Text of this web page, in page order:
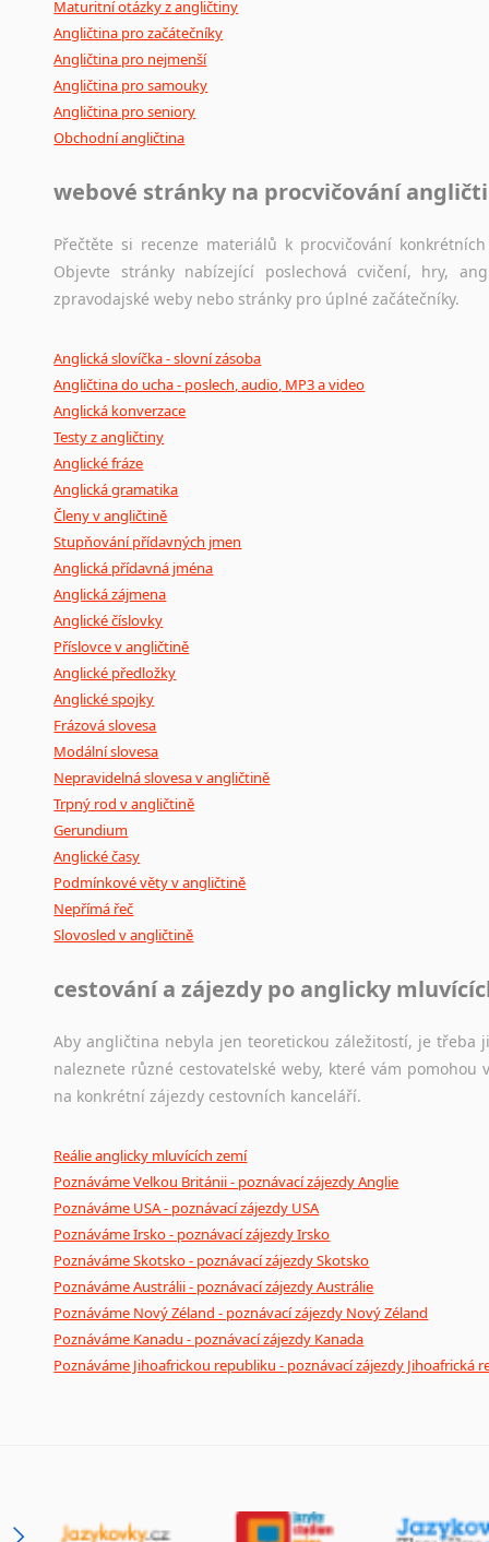
Japonština
Jidiš
Kašmírština
Katalánština
Kazaština
Kmérština
Korejština
Korsičtina
Kumykština
Kyrgyzština
Laoština
Laponština
Latina
Lezginština
Lingala
Litevština
Lotyšština
Luba
Makedonština
Malajština
Malgaština
Malinština
Maltština
Maorština
Megrelština
Mongolština
Nepálština
Nilosaharské jazyky
Nizozemština
Novořečtina
Páli
Pandžábština
Paštunština
Portugalština
Retorománština
Romština
Rumunština
Sanskrt
Sinhalština
Slovinština
Somálština
Tádžičtina
Maturitní otázky z angličtiny
Angličtina pro začátečníky
Angličtina pro nejmenší
Angličtina pro samouky
Angličtina pro seniory
Obchodní angličtina
webové stránky na procvičování
Přečtěte si recenze materiálů k procvičování
Objevte stránky nabízející poslechová cvičení, hry,
zpravodajské weby nebo stránky pro úplné začátečníky.
Anglická slovíčka - slovní zásoba
Angličtina do ucha - poslech, audio, MP3 a video
Anglická konverzace
Testy z angličtiny
Anglické fráze
Anglická gramatika
Členy v angličtině
Stupňování přídavných jmen
Anglická přídavná jména
Anglická zájmena
Anglické číslovky
Příslovce v angličtině
Anglické předložky
Anglické spojky
Frázová slovesa
Modální slovesa
Nepravidelná slovesa v angličtině
Trpný rod v angličtině
Gerundium
Anglické časy
Podmínkové věty v angličtině
Nepřímá řeč
Slovosled v angličtině
cestování a zájezdy po anglicky
Aby angličtina nebyla jen teoretickou záležitostí, je
naleznete různé cestovatelské weby, které vám
na konkrétní zájezdy cestovních kanceláří.
Reálie anglicky mluvících zemí
Poznáváme Velkou Británii - poznávací zájezdy Anglie
Poznáváme USA - poznávací zájezdy USA
Poznáváme Irsko - poznávací zájezdy Irsko
Poznáváme Skotsko - poznávací zájezdy Skotsko
Poznáváme Austrálii - poznávací zájezdy Austrálie
Poznáváme Nový Zéland - poznávací zájezdy Nový Zéland
Poznáváme Kanadu - poznávací zájezdy Kanada
Poznáváme Jihoafrickou republiku - poznávací zájezdy Jihoafrická